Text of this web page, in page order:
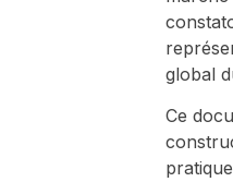
global
Ce